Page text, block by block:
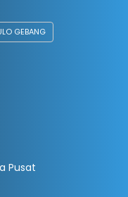
GEBANG
Pusat